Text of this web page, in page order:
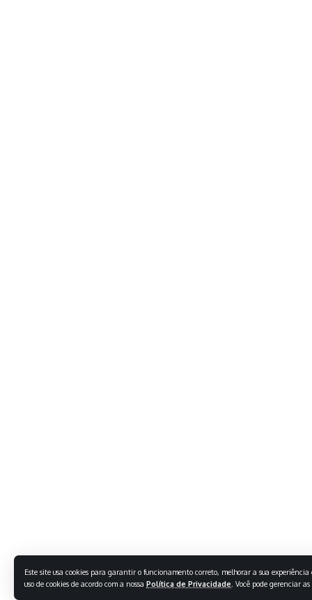
Este site usa cookies para garantir o funcionamento correto, melhorar a sua
uso de cookies de acordo com a nossa Política de Privacidade . Você pode gerenciar